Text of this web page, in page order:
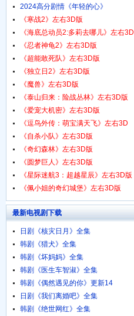
1080p.HD国语中字
2024高分剧情《年轻的心》
1080p.HD中字
《寒战2》左右3D版
《海底总动员2:多莉去哪儿》左右3D
版
《忍者神龟2》左右3D版
《超能敢死队》左右3D版
《独立日2》左右3D版
《魔兽》左右3D版
《泰山归来：险战丛林》左右3D版
《爱宠大机密》左右3D版
《逗鸟外传：萌宝满天飞》左右3D
版
《自杀小队》左右3D版
《奇幻森林》左右3D版
《圆梦巨人》左右3D版
《星际迷航3：超越星辰》左右3D版
《佩小姐的奇幻城堡》左右3D版
最新电视剧下载
日剧《核灾日月》全集
韩剧《猎犬》全集
韩剧《坏妈妈》全集
韩剧《医生车智淑》全集
韩剧《偶然遇见的你》更新14
日剧《我们离婚吧》全集
韩剧《绝世网红》全集